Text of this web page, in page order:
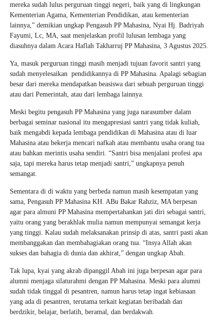
mereka sudah lulus perguruan tinggi negeri, baik yang di lingkungan
Kementerian Agama, Kementerian Pendidikan, atau kementerian
lainnya,” demikian ungkap Pengasuh PP Mahasina, Nyai Hj. Badriyah
Fayumi, Lc, MA, saat menjelaskan profil lulusan lembaga yang
diasuhnya dalam Acara Haflah Takharruj PP Mahasina, 3 Agustus 2025.
Ya, masuk perguruan tinggi masih menjadi tujuan favorit santri yang
sudah menyelesaikan pendidikannya di PP Mahasina. Apalagi sebagian
besar dari mereka mendapatkan beasiswa dari sebuah perguruan tinggi
atau dari Pemerintah, atau dari lembaga lainnya.
Meski begitu pengasuh PP Mahasina yang juga narasumber dalam
berbagai seminar nasional itu mengapresiasi santri yang tidak kuliah,
baik mengabdi kepada lembaga pendidikan di Mahasina atau di luar
Mahasina atau bekerja mencari nafkah atau membantu usaha orang tua
atau bahkan merintis usaha sendiri. “Santri bisa menjalani profesi apa
saja, tapi mereka harus tetap menjadi santri,” ungkapnya penuh
semangat.
Sementara di di waktu yang berbeda namun masih kesempatan yang
sama, Pengasuh PP Mahasina KH. ABu Bakar Rahziz, MA berpesan
agar para almuni PP Mahasina mempertahankan jati diri sebagai santri,
yaitu orang yang berakhlak mulia namun mempunyai semangat kerja
yang tinggi. Kalau sudah melaksanakan prinsip di atas, santri pasti akan
membanggakan dan membahagiakan orang tua. “Insya Allah akan
sukses dan bahagia di dunia dan akhirat,” dengan ungkap Abah.
Tak lupa, kyai yang akrab dipanggil Abah ini juga berpesan agar para
alumni menjaga silaturahmi dengan PP Mahasina. Meski para alumni
sudah tidak tinggal di pesantren, namun harus tetap ingat kebiasaan
yang ada di pesantren, terutama terkait kegiatan beribadah dan
berdzikir, belajar, berlatih, beramal, dan berdakwah.